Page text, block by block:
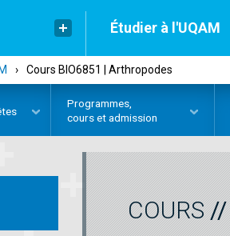
Étudier à l'UQAM
› Cours BIO6851 | Arthropodes
Programmes,
cours et admission
COURS //